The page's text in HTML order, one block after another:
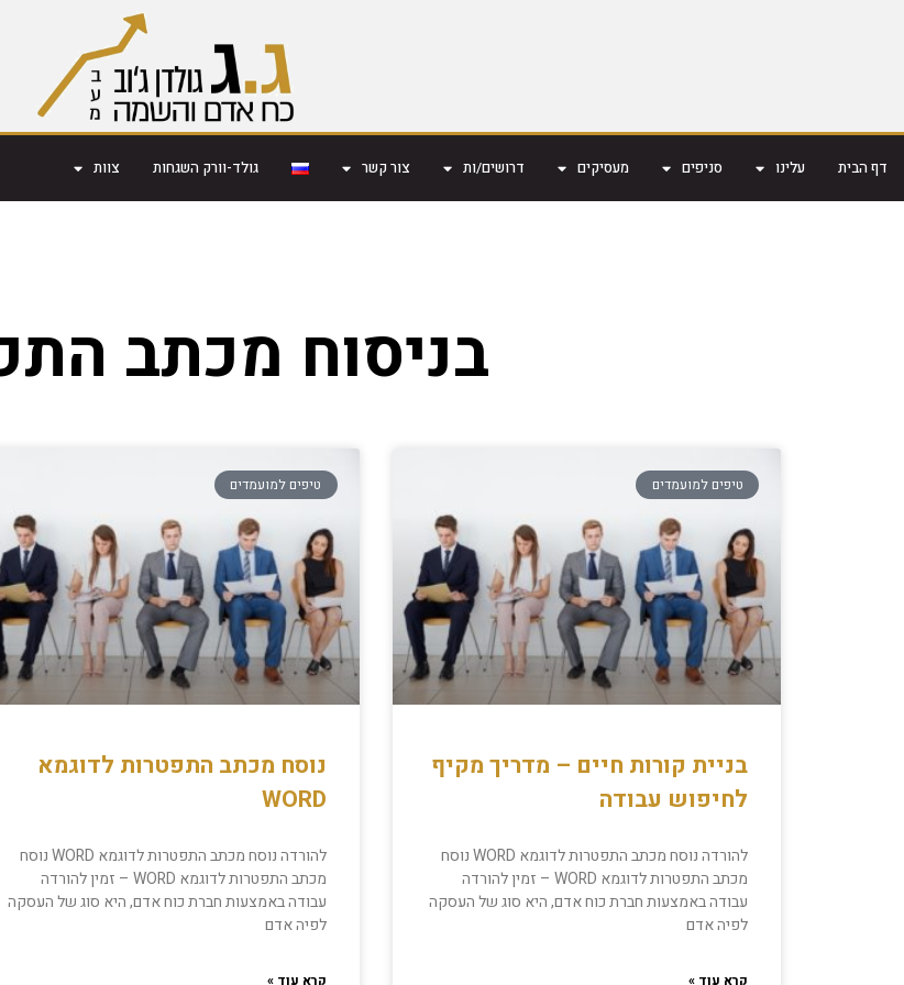
דף הבית עלינו סניפים מעסיקים דרושים/ות צור קשר גולד-וורק השגחות צוות
בניסוח מכתב
טיפים למועמדים
בניית קורות חיים – מדריך מקיף
לחיפוש עבודה
להורדה נוסח מכתב התפטרות לדוגמא WORD נוסח
מכתב התפטרות לדוגמא WORD – זמין להורדה
עבודה באמצעות חברת כוח אדם, היא סוג של העסקה
לפיה אדם
קרא עוד »
טיפים למועמדים
נוסח מכתב התפטרות לדוגמא
WORD
להורדה נוסח מכתב התפטרות לדוגמא WORD נוסח
מכתב התפטרות לדוגמא WORD – זמין להורדה
עבודה באמצעות חברת כוח אדם, היא סוג של העסקה
לפיה אדם
קרא עוד »